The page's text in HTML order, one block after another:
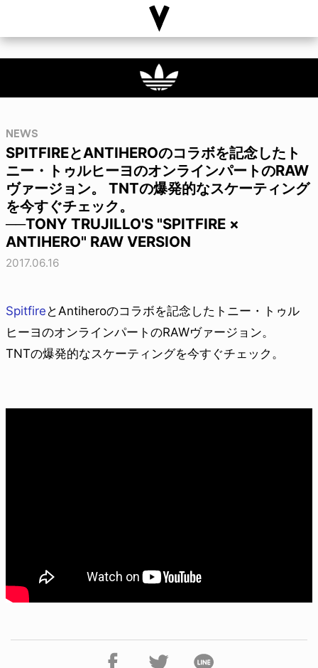
NEWS
SPITFIREとANTIHEROのコラボを記念したト
ニー・トゥルヒーヨのオンラインパートのRAW
ヴァージョン。 TNTの爆発的なスケーティング
を今すぐチェック。
──TONY TRUJILLO'S "SPITFIRE ×
ANTIHERO" RAW VERSION
2017.06.16
Spitfire とAntiheroのコラボを記念したトニー・トゥル
ヒーヨのオンラインパートのRAWヴァージョン。
TNTの爆発的なスケーティングを今すぐチェック。